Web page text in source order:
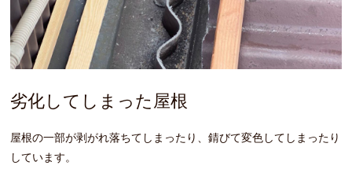
劣化してしまった屋根
屋根の一部が剥がれ落ちてしまったり、錆びて変色してしまったり
しています。